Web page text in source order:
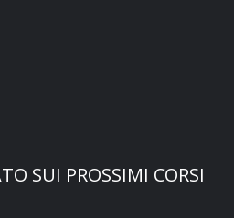
SUI PROSSIMI CORSI